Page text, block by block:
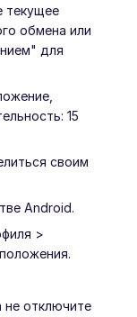
текущее
обмена или
для
15
своим
Android.
>
не отключите